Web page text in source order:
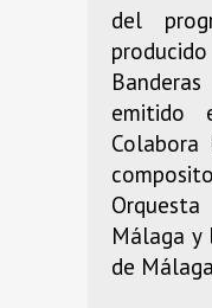
del
emitido
Málaga y
de